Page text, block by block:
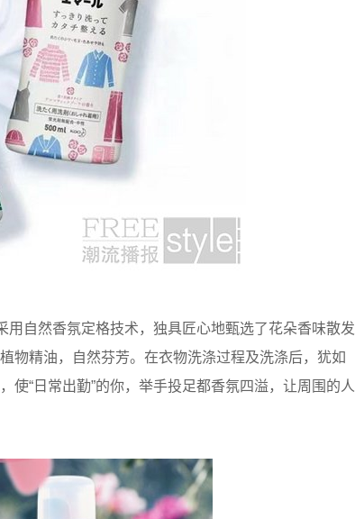
自然香氛定格技术，独具匠心地甄选了花朵香味散发
物精油，自然芬芳。在衣物洗涤过程及洗涤后，犹如
“日常出勤”的你，举手投足都香氛四溢，让周围的人